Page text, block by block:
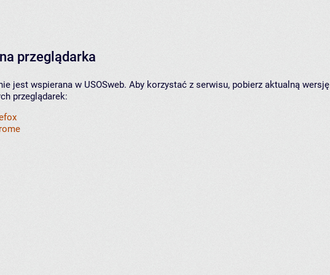
przeglądarka
jest wspierana w USOSweb. Aby korzystać z serwisu, pobierz aktualną wersję
przeglądarek: